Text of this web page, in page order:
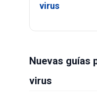
virus
Nuevas guías
virus